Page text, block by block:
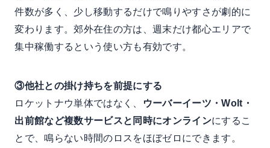
件数が多く、少し移動するだけで鳴りやすさが劇的に
変わります。郊外在住の方は、週末だけ都心エリアで
集中稼働するという使い方も有効です。
③他社との掛け持ちを前提にする
ロケットナウ単体ではなく、
ウーバーイーツ・Wolt・
出前館など複数サービスと同時にオンラインにするこ
とで、鳴らない時間のロスをほぼゼロにできます。